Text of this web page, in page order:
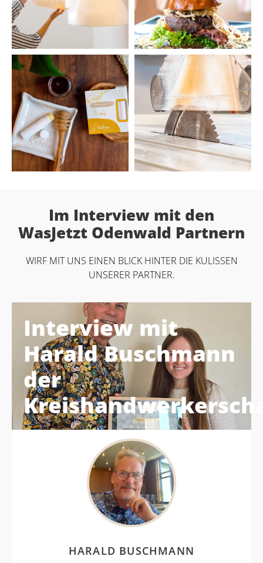
Im Interview mit den
WasJetzt Odenwald Partnern
WIRF MIT UNS EINEN BLICK HINTER DIE KULISSEN
UNSERER PARTNER.
HARALD BUSCHMANN
Interview mit
Harald Buschmann
der